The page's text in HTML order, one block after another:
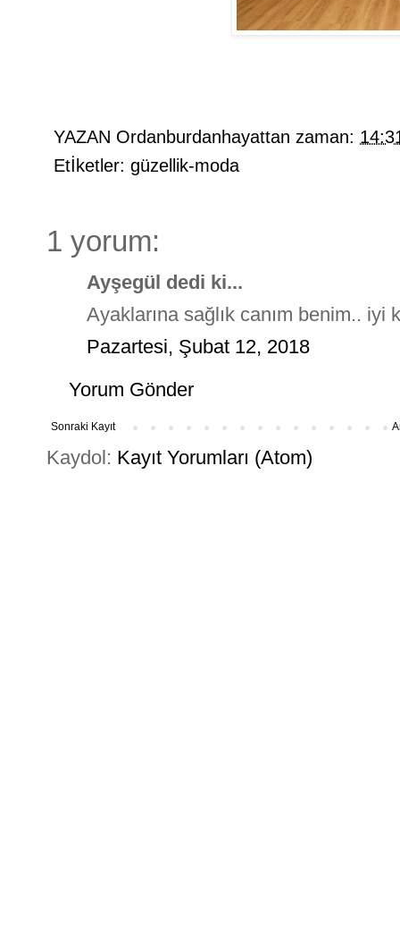
YAZAN Ordanburdanhayattan zaman:
Etİketler: güzellik-moda
1 yorum:
Ayşegül dedi ki...
Ayaklarına sağlık canım benim.. iyi
Pazartesi, Şubat 12, 2018
Yorum Gönder
Sonraki Kayıt
Kaydol: Kayıt Yorumları (Atom)